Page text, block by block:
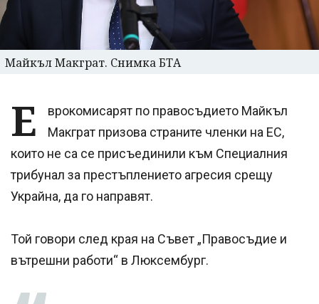
Майкъл Макграт. Снимка БТА
Е
врокомисарят по правосъдието Майкъл
Макграт призова страните членки на ЕС,
които не са се присъединили към Специалния
трибунал за престъплението агресия срещу
Украйна, да го направят.
Той говори след края на Съвет „Правосъдие и
вътрешни работи“ в Люксембург.